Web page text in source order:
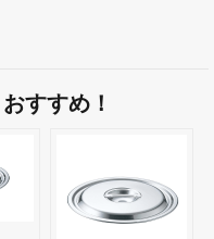
すすめ！